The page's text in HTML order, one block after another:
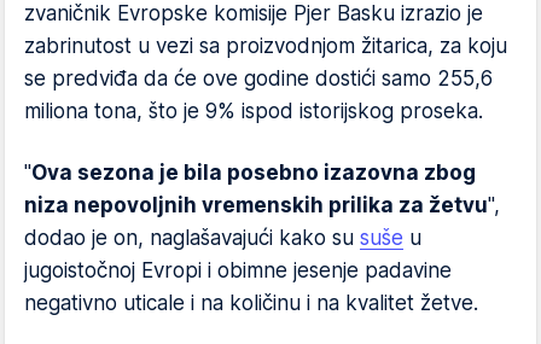
zvaničnik Evropske komisije Pjer Basku izrazio je
zabrinutost u vezi sa proizvodnjom žitarica, za koju
se predviđa da će ove godine dostići samo 255,6
miliona tona, što je 9% ispod istorijskog proseka.
"Ova sezona je bila posebno izazovna zbog
niza nepovoljnih vremenskih prilika za žetvu",
dodao je on, naglašavajući kako su suše u
jugoistočnoj Evropi i obimne jesenje padavine
negativno uticale i na količinu i na kvalitet žetve.